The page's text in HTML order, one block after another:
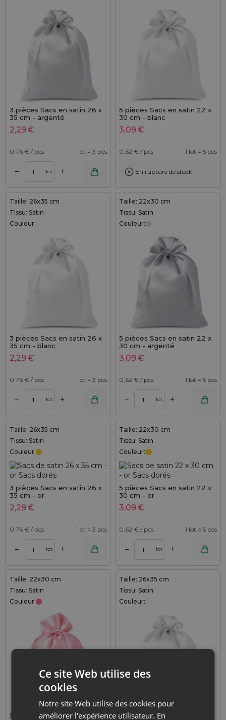
3 pièces Sacs en satin 26 x
35 cm - argenté
2,29€
0,76 € / pcs 1 lot = 3 pcs
– lot +
5 pièces Sacs en satin 22 x
30 cm - blanc
3,09€
0,62 € / pcs 1 lot = 5 pcs
En rupture de stock
Taille: 26x35 cm
Tissu: Satin
Couleur:
3 pièces Sacs en satin 26 x
35 cm - blanc
2,29€
0,76 € / pcs 1 lot = 3 pcs
– lot +
Taille: 22x30 cm
Tissu: Satin
Couleur:
5 pièces Sacs en satin 22 x
30 cm - argenté
3,09€
0,62 € / pcs 1 lot = 5 pcs
– lot +
Taille: 26x35 cm
Tissu: Satin
Couleur:
3 pièces Sacs en satin 26 x
35 cm - or
2,29€
0,76 € / pcs 1 lot = 3 pcs
– lot +
Taille: 22x30 cm
Tissu: Satin
Couleur:
5 pièces Sacs en satin 22 x
30 cm - or
3,09€
0,62 € / pcs 1 lot = 5 pcs
– lot +
Taille: 22x30 cm
Tissu: Satin
Couleur:
5 pièces Sacs en satin 22 x
Taille: 26x35 cm
Tissu: Satin
Couleur:
1 pièce Sac en satin 26 x 35
Ce site Web utilise des
cookies
Notre site Web utilise des cookies pour
améliorer l'expérience utilisateur. En